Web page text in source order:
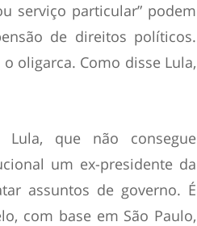
serviço particular” podem
de direitos políticos.
oligarca. Como disse Lula,
Lula, que não consegue
um ex-presidente da
assuntos de governo. É
com base em São Paulo,